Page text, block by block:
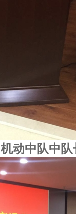
机动中队中队